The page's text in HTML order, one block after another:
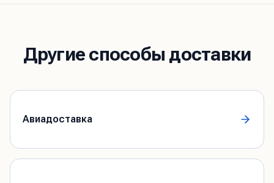
Другие способы доставки
Авиадоставка